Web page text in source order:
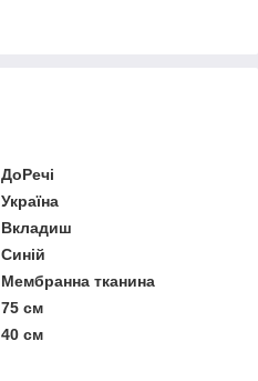
ДоРечі
Україна
Вкладиш
Синій
Мембранна тканина
75 см
40 см